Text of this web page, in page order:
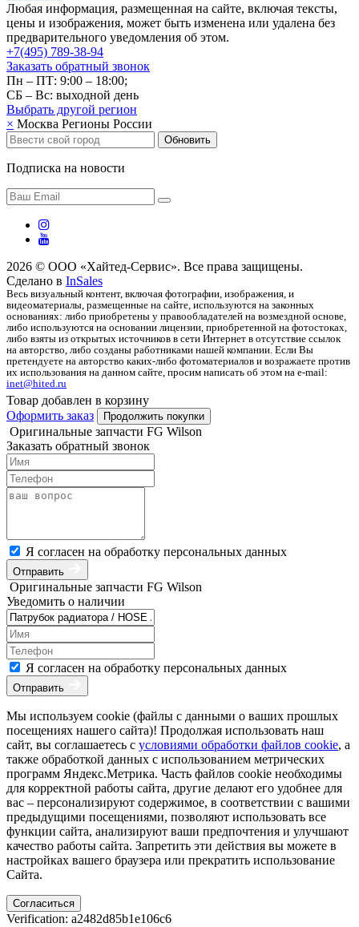
Любая информация, размещенная на сайте, включая тексты,
цены и изображения, может быть изменена или удалена без
предварительного уведомления об этом.
+7(495) 789-38-94
Заказать обратный звонок
Пн – ПТ: 9:00 – 18:00;
СБ – Вс: выходной день
Выбрать другой регион
× Москва Регионы России
Обновить
Подписка на новости
2026 © ООО «Хайтед-Сервис». Все права защищены.
Сделано в InSales
Весь визуальный контент, включая фотографии, изображения, и
видеоматериалы, размещенные на сайте, используются на законных
основаниях: либо приобретены у правообладателей на возмездной основе,
либо используются на основании лицензии, приобретенной на фотостоках,
либо взяты из открытых источников в сети Интернет в отсутствие ссылок
на авторство, либо созданы работниками нашей компании. Если Вы
претендуете на авторство каких-либо фотоматериалов и возражаете против
их использования на данном сайте, просим написать об этом на e-mail:
inet@hited.ru
Товар добавлен в корзину
Оформить заказ
Продолжить покупки
Оригинальные запчасти FG Wilson
Заказать обратный звонок
Я согласен на обработку персональных данных
Отправить
Оригинальные запчасти FG Wilson
Уведомить о наличии
Я согласен на обработку персональных данных
Отправить
Мы используем cookie (файлы с данными о ваших прошлых
посещениях нашего сайта)! Продолжая использовать наш
сайт, вы соглашаетесь с условиями обработки файлов cookie, а
также обработкой данных с использованием метрических
программ Яндекс.Метрика. Часть файлов cookie необходимы
для корректной работы сайта, другие делают его удобнее для
вас – персонализируют содержимое, в соответствии с вашими
предыдущими посещениями, позволяют использовать все
функции сайта, анализируют ваши предпочтения и улучшают
качество работы сайта. Запретить эти действия вы можете в
настройках вашего браузера или прекратить использование
Сайта.
Согласиться
Verification: a2482d85b1e106c6